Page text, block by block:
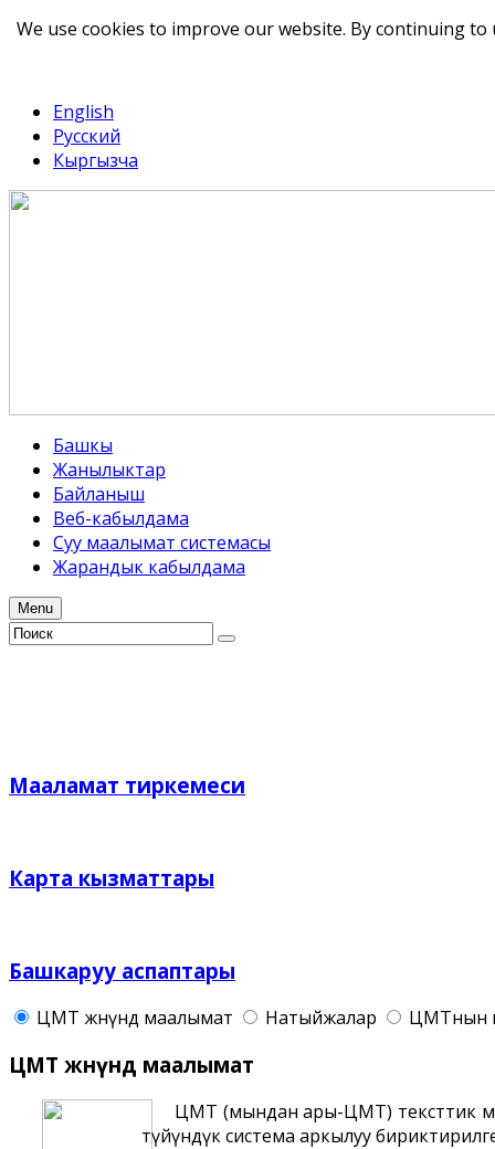
English
Русский
Кыргызча
Башкы
Жанылыктар
Байланыш
Веб-кабылдама
Суу маалымат системасы
Жарандык кабылдама
Menu
Мааламат тиркемеси
Карта кызматтары
Башкаруу аспаптары
ЦМТ жѳнүндѳ маалымат Натыйжалар ЦМТнын
ЦМТ жѳнүндѳ маалымат
ЦМТ (мындан ары-ЦМТ) тексттик
түйүндүк система аркылуу
We use cookies to improve our website. By continuing